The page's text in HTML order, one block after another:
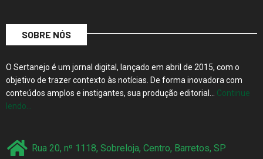
SOBRE NÓS
O Sertanejo é um jornal digital, lançado em abril de 2015, com o
objetivo de trazer contexto às notícias. De forma inovadora com
conteúdos amplos e instigantes, sua produção editorial… Continue
lendo…
Rua 20, nº 1118, Sobreloja, Centro, Barretos, SP